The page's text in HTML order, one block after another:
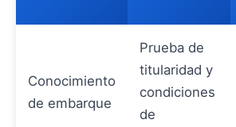
Conocimiento
de embarque
Prueba de
titularidad y
condiciones
de